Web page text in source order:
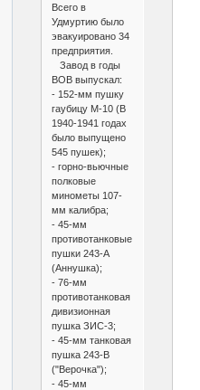
Всего в
Удмуртию было
эвакуировано 34
предприятия.
Завод в годы
ВОВ выпускал:
- 152-мм пушку
гаубицу М-10 (В
1940-1941 годах
было выпущено
545 пушек);
- горно-вьючные
полковые
минометы 107-
мм калибра;
- 45-мм
противотанковые
пушки 243-А
(Аннушка);
- 76-мм
противотанковая
дивизионная
пушка ЗИС-3;
- 45-мм танковая
пушка 243-В
("Верочка");
- 45-мм